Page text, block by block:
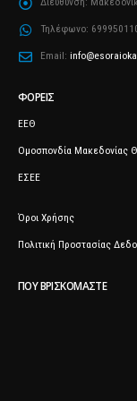
Τηλέφωνο:
Email:
ΦΟΡΕΊΣ
ΕΕΘ
Ομοσπονδία Μακεδονίας
ΕΣΕΕ
Όροι Χρήσης
Πολιτική Προστασίας
ΠΟΥ ΒΡΙΣΚΌΜΑΣΤΕ